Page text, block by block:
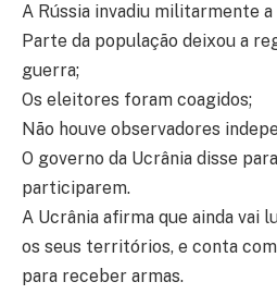
A Rússia invadiu militarmente
Parte da população deixou a
guerra;
Os eleitores foram coagidos;
Não houve observadores
O governo da Ucrânia disse
participarem.
A Ucrânia afirma que ainda vai
os seus territórios, e conta
para receber armas.